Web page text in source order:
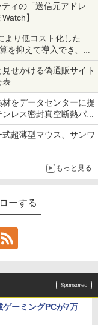
ィの「送信元アドレ
】
より低コスト化した
抑えて導入でき、
せかける偽通販サイト
表
をデータセンターに提
レス密封真空断熱パネ
超薄型マウス、サンワ
もっと見る
ーする
ーミングPCが7万